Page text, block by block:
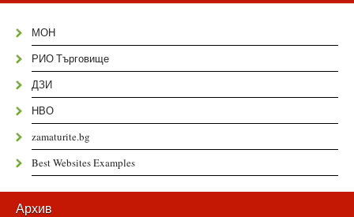
МОН
РИО Търговище
ДЗИ
НВО
zamaturite.bg
Best Websites Examples
Архив